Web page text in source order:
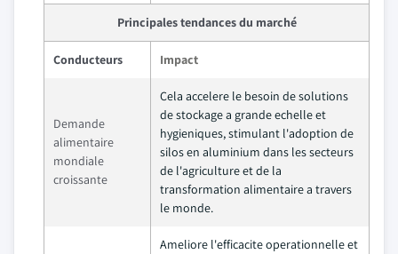
Principales tendances du marché
Conducteurs Impact
Demande
alimentaire
mondiale
croissante
Cela accelere le besoin de solutions
de stockage a grande echelle et
hygieniques, stimulant l'adoption de
silos en aluminium dans les secteurs
de l'agriculture et de la
transformation alimentaire a travers
le monde.
Ameliore l'efficacite operationnelle et